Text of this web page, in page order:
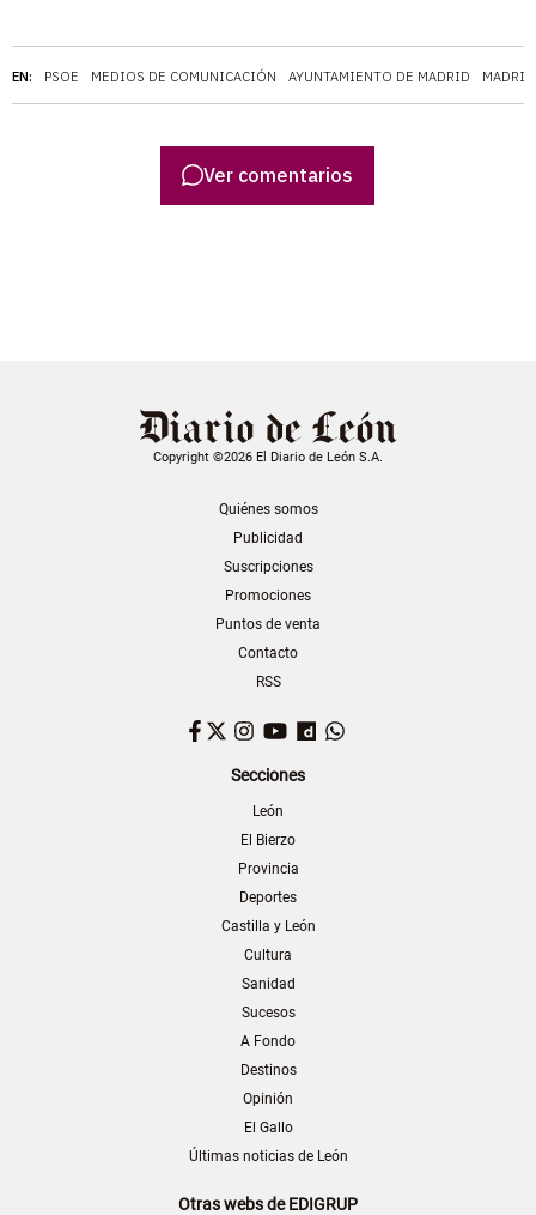
EN: PSOE MEDIOS DE COMUNICACIÓN AYUNTAMIENTO DE MADRID MADRID
Ver comentarios
Copyright ©2026 El Diario de León S.A.
Quiénes somos
Publicidad
Suscripciones
Promociones
Puntos de venta
Contacto
RSS
Facebook
TwitterInstagram
YouTubeDailymotion
Secciones
León
El Bierzo
Provincia
Deportes
Castilla y León
Cultura
Sanidad
Sucesos
A Fondo
Destinos
Opinión
El Gallo
Últimas noticias de León
Otras webs de EDIGRUP